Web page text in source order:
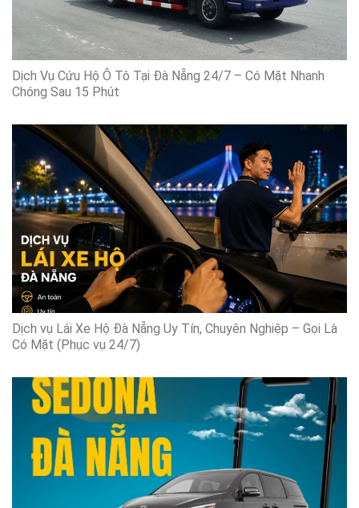
Dịch Vụ Cứu Hộ Ô Tô Tại Đà Nẵng 24/7 – Có Mặt Nhanh
Chóng Sau 15 Phút
Dịch vụ Lái Xe Hộ Đà Nẵng Uy Tín, Chuyên Nghiệp – Gọi Là
Có Mặt (Phục vụ 24/7)